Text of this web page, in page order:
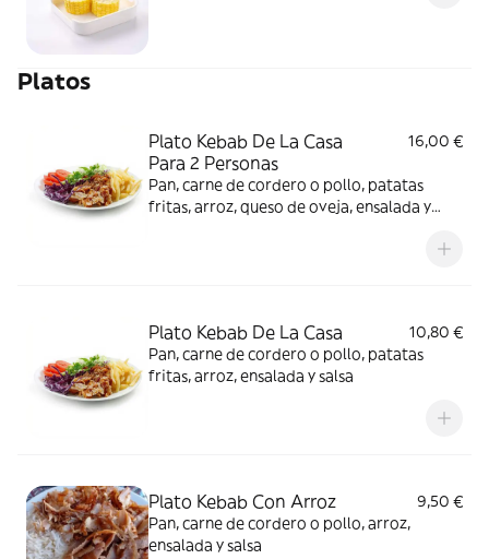
Platos
Plato Kebab De La Casa
Para 2 Personas
16,00 €
Pan, carne de cordero o pollo, patatas
fritas, arroz, queso de oveja, ensalada y
Plato Kebab De La Casa
10,80 €
Pan, carne de cordero o pollo, patatas
fritas, arroz, ensalada y salsa
Plato Kebab Con Arroz
9,50 €
Pan, carne de cordero o pollo, arroz,
ensalada y salsa